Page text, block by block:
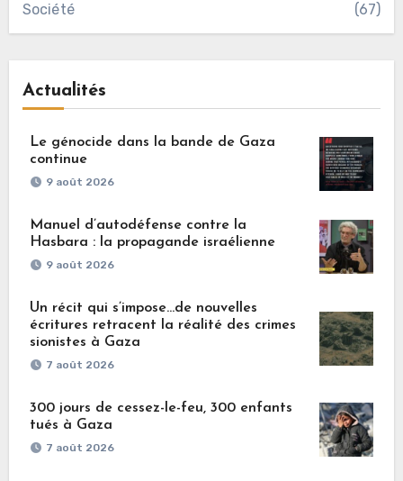
Société (67)
Actualités
Le génocide dans la bande de Gaza
continue
9 août 2026
Manuel d’autodéfense contre la
Hasbara : la propagande israélienne
9 août 2026
Un récit qui s’impose…de nouvelles
écritures retracent la réalité des crimes
sionistes à Gaza
7 août 2026
300 jours de cessez-le-feu, 300 enfants
tués à Gaza
7 août 2026